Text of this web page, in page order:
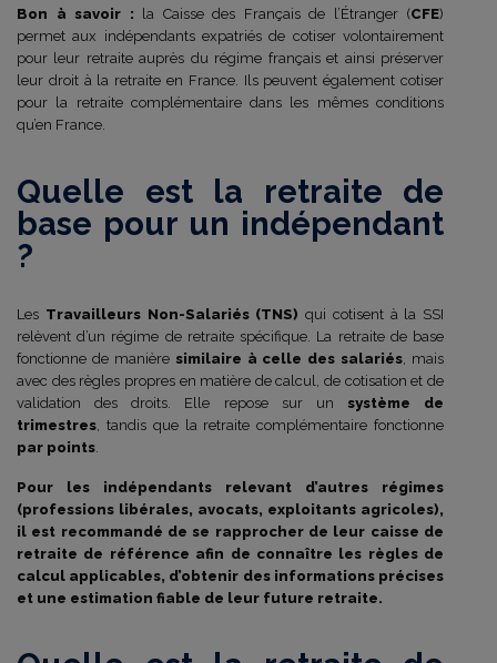
Bon à savoir : la Caisse des Français de l’Étranger (CFE)
permet aux indépendants expatriés de cotiser volontairement
pour leur retraite auprès du régime français et ainsi préserver
leur droit à la retraite en France. Ils peuvent également cotiser
pour la retraite complémentaire dans les mêmes conditions
qu’en France.
Quelle est la retraite de
base pour un indépendant
?
Les Travailleurs Non-Salariés (TNS) qui cotisent à la SSI
relèvent d’un régime de retraite spécifique. La retraite de base
fonctionne de manière similaire à celle des salariés , mais
avec des règles propres en matière de calcul, de cotisation et de
validation des droits. Elle repose sur un système de
trimestres , tandis que la retraite complémentaire fonctionne
par points
Pour les indépendants relevant d’autres régimes
(professions libérales, avocats, exploitants agricoles),
il est recommandé de se rapprocher de leur caisse de
retraite de référence afin de connaître les règles de
calcul applicables, d’obtenir des informations précises
et une estimation fiable de leur future retraite.